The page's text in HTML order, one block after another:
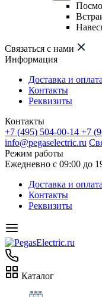
Связаться с нами
Информация
Доставка и оплата
Контакты
Реквизиты
Контакты
+7 (495) 504-00-14 +7
info@pegaselectric.ru
Режим работы
Ежедневно с 09:00 до
Доставка и оплата
Контакты
Реквизиты
Каталог